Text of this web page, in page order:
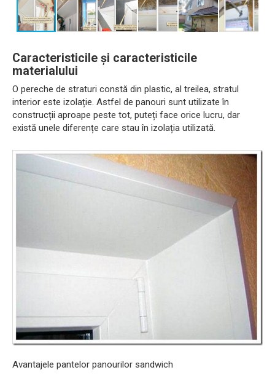
Caracteristicile și caracteristicile
materialului
O pereche de straturi constă din plastic, al treilea, stratul
interior este izolație. Astfel de panouri sunt utilizate în
construcții aproape peste tot, puteți face orice lucru, dar
există unele diferențe care stau în izolația utilizată.
Avantajele pantelor panourilor sandwich